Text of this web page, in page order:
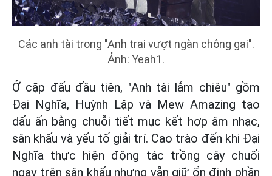
Các anh tài trong "Anh trai vượt ngàn chông gai".
Ảnh: Yeah1.
Ở cặp đấu đầu tiên, "Anh tài lắm chiêu" gồm
Đại Nghĩa, Huỳnh Lập và Mew Amazing tạo
dấu ấn bằng chuỗi tiết mục kết hợp âm nhạc,
sân khấu và yếu tố giải trí. Cao trào đến khi Đại
Nghĩa thực hiện động tác trồng cây chuối
ngay trên sân khấu nhưng vẫn giữ ổn định phần